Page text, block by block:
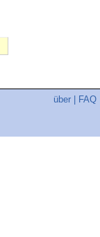
über FAQ